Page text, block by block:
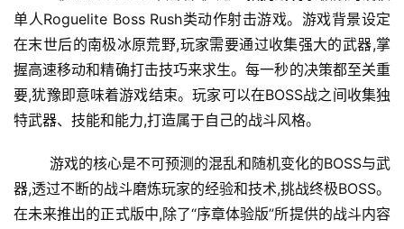
对
接
会
上
站
单人Roguelite Boss Rush类动作射击游戏。游戏背景设定
在末世后的南极冰原荒野,玩家需要通过收集强大的武器,掌
握高速移动和精确打击技巧来求生。每一秒的决策都至关重
要,犹豫即意味着游戏结束。玩家可以在BOSS战之间收集独
特武器、技能和能力,打造属于自己的战斗风格。
器,透过不断的战斗磨炼玩家的经验和技术,挑战终极BOSS。
在未来推出的正式版中,除了“序章体验版”所提供的战斗内容